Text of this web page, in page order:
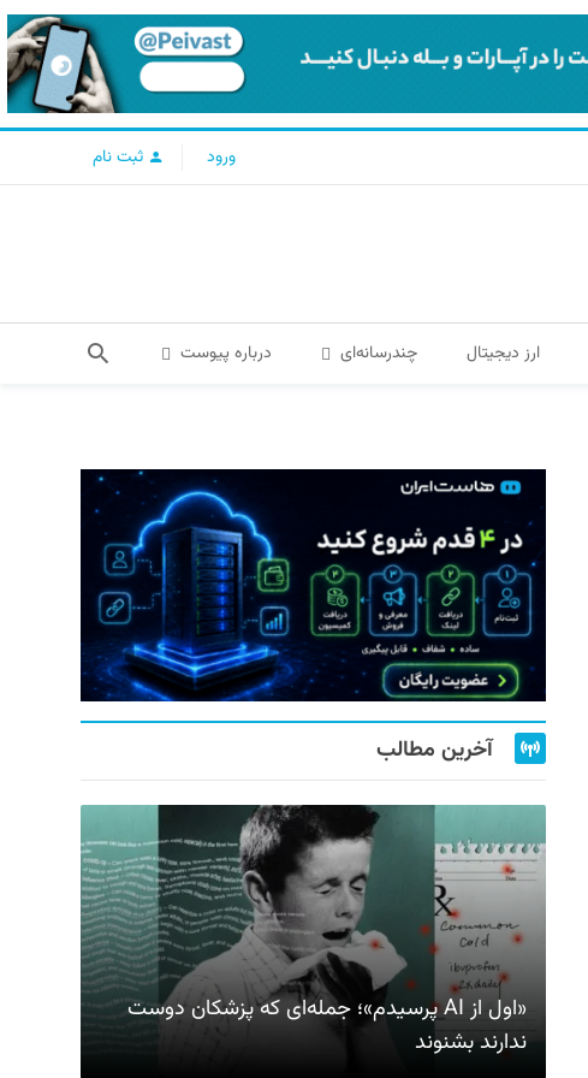
ورود ثبت نام
ارز دیجیتال چندرسانه‌ای درباره پیوست
آخرین مطالب
«اول از AI پرسیدم»؛ جمله‌ای که پزشکان دوست
ندارند بشنوند